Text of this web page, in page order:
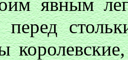
перед